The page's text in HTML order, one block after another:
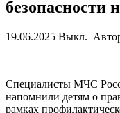
безопасности
19.06.2025 Выкл.
Специалисты МЧС
напомнили детям о
рамках